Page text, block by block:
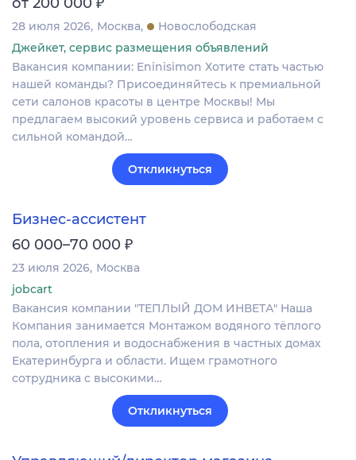
28 июля 2026 Москва
Новослободская
Джейкет, сервис размещения объявлений
Вакансия компании: Eninisimon Хотите стать частью
нашей команды? Присоединяйтесь к премиальной
сети салонов красоты в центре Москвы! Мы
предлагаем высокий уровень сервиса и работаем с
сильной командой…
Откликнуться
Бизнес-ассистент
60 000–70 000 ₽
23 июля 2026 Москва
jobcart
Вакансия компании "ТЕПЛЫЙ ДОМ ИНВЕТА" Наша
Компания занимается Монтажом водяного тёплого
пола, отопления и водоснабжения в частных домах
Екатеринбурга и области. Ищем грамотного
сотрудника с высокими…
Откликнуться